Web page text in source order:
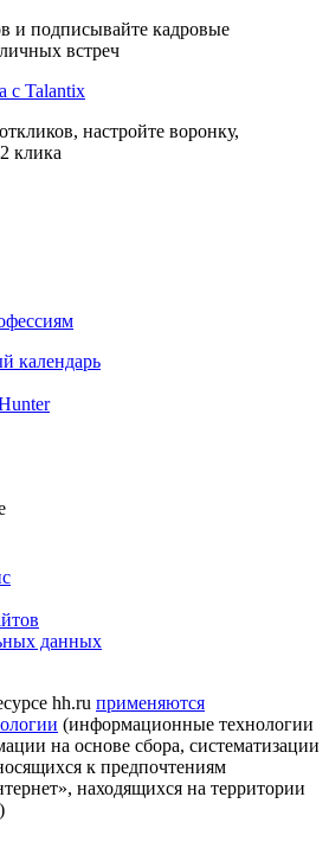
и подписывайте кадровые
встреч
с Talantix
настройте воронку,
клика
календарь
данных
hh.ru применяются
(информационные технологии
на основе сбора, систематизации
к предпочтениям
находящихся на территории